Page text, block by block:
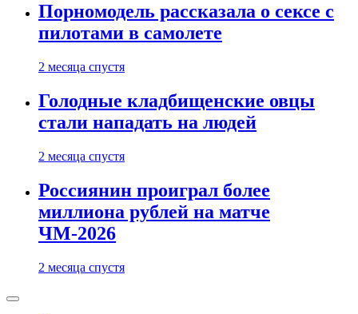
Порномодель рассказала о сексе с
пилотами в самолете
2 месяца спустя
Голодные кладбищенские овцы
стали нападать на людей
2 месяца спустя
Россиянин проиграл более
миллиона рублей на матче
ЧМ-2026
2 месяца спустя